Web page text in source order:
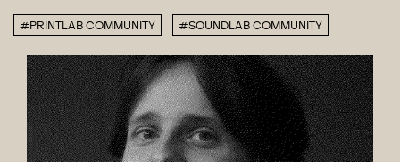
#PRINTLAB COMMUNITY #SOUNDLAB COMMUNITY